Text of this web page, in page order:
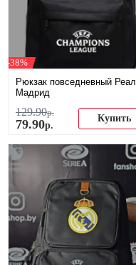
-38%
Рюкзак повседневный Реал
Мадрид
129.90р.
79.90р.
Купить